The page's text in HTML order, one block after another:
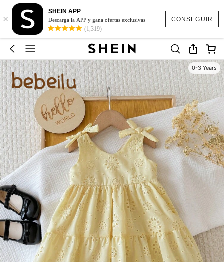
CONSEGUIR
×
SHEIN APP
Descarga la APP y gana ofertas exclusivas
(1,319)
0-3 Years